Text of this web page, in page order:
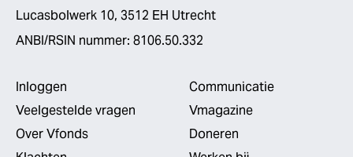
Lucasbolwerk 10, 3512 EH Utrecht
ANBI/RSIN nummer: 8106.50.332
Inloggen
Veelgestelde vragen
Over Vfonds
Communicatie
Vmagazine
Doneren